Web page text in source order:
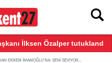
İlksen Özalper tutuklandı
EKREM İMAMOĞLU'NA: SENI SEVIYOR...